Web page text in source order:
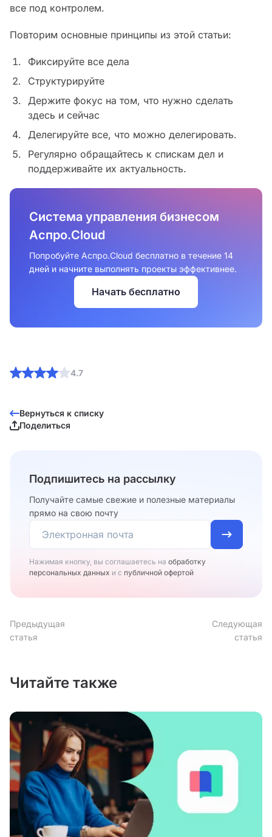
все под контролем.
Повторим основные принципы из этой статьи:
Фиксируйте все дела
Структурируйте
Держите фокус на том, что нужно сделать
здесь и сейчас
Делегируйте все, что можно делегировать.
Регулярно обращайтесь к спискам дел и
поддерживайте их актуальность.
Система управления бизнесом
Аспро.Cloud
Попробуйте Аспро.Cloud бесплатно в течение 14
дней и начните выполнять проекты эффективнее.
Начать бесплатно
4.7
Вернуться к списку
Поделиться
Подпишитесь на рассылку
Получайте самые свежие и полезные материалы
прямо на свою почту
Нажимая кнопку, вы соглашаетесь на обработку
персональных данных и с публичной офертой
Предыдущая
статья
Следующая
статья
Читайте также